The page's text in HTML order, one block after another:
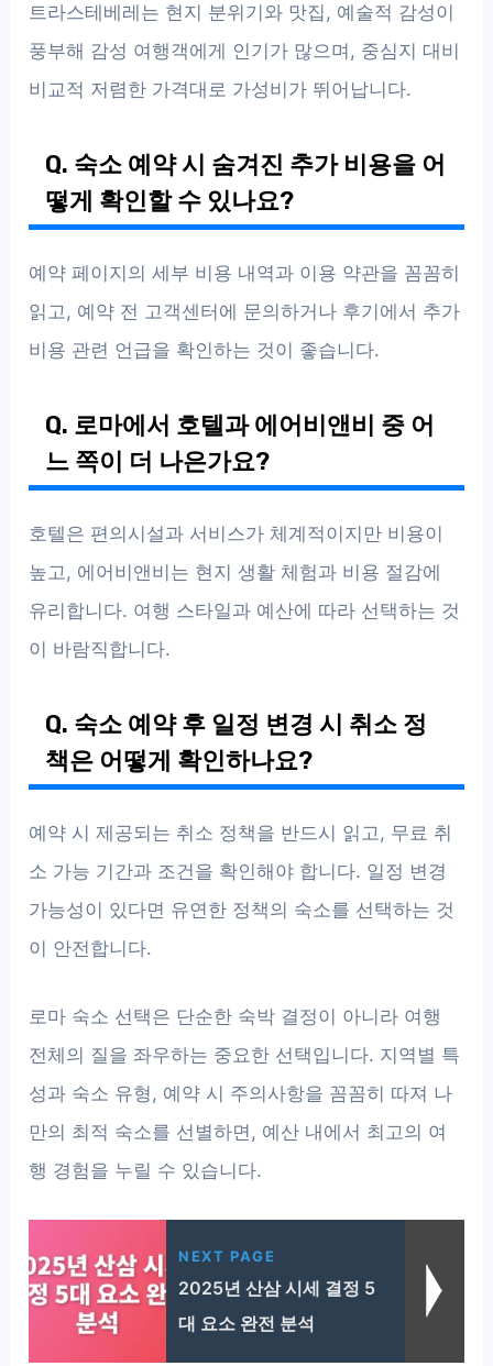
트라스테베레는 현지 분위기와 맛집, 예술적 감성이
풍부해 감성 여행객에게 인기가 많으며, 중심지 대비
비교적 저렴한 가격대로 가성비가 뛰어납니다.
Q. 숙소 예약 시 숨겨진 추가 비용을 어
떻게 확인할 수 있나요?
예약 페이지의 세부 비용 내역과 이용 약관을 꼼꼼히
읽고, 예약 전 고객센터에 문의하거나 후기에서 추가
비용 관련 언급을 확인하는 것이 좋습니다.
Q. 로마에서 호텔과 에어비앤비 중 어
느 쪽이 더 나은가요?
호텔은 편의시설과 서비스가 체계적이지만 비용이
높고, 에어비앤비는 현지 생활 체험과 비용 절감에
유리합니다. 여행 스타일과 예산에 따라 선택하는 것
이 바람직합니다.
Q. 숙소 예약 후 일정 변경 시 취소 정
책은 어떻게 확인하나요?
예약 시 제공되는 취소 정책을 반드시 읽고, 무료 취
소 가능 기간과 조건을 확인해야 합니다. 일정 변경
가능성이 있다면 유연한 정책의 숙소를 선택하는 것
이 안전합니다.
로마 숙소 선택은 단순한 숙박 결정이 아니라 여행
전체의 질을 좌우하는 중요한 선택입니다. 지역별 특
성과 숙소 유형, 예약 시 주의사항을 꼼꼼히 따져 나
만의 최적 숙소를 선별하면, 예산 내에서 최고의 여
행 경험을 누릴 수 있습니다.
NEXT PAGE
2025년 산삼 시세 결정 5
대 요소 완전 분석